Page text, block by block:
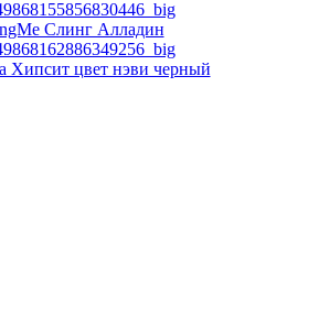
Слинг Алладин
Хипсит цвет нэви черный